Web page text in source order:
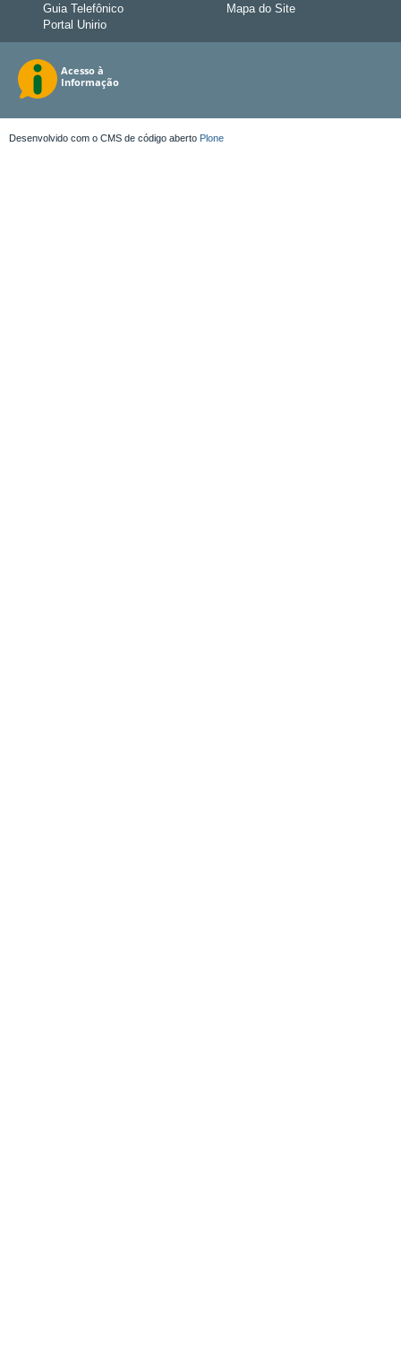
Guia Telefônico
Portal Unirio
Mapa do Site
Desenvolvido com o CMS de código aberto Plone